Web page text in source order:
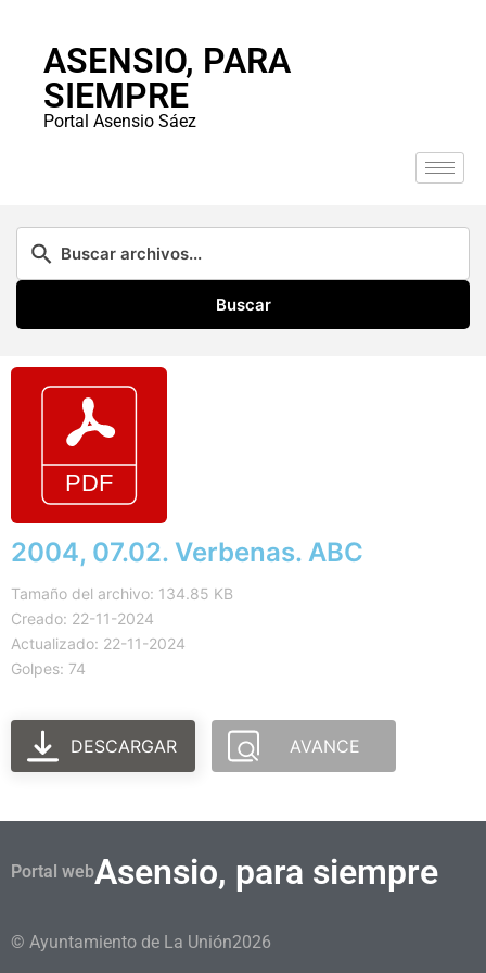
ASENSIO, PARA
SIEMPRE
Portal Asensio Sáez
Buscar
2004, 07.02. Verbenas. ABC
Tamaño del archivo: 134.85 KB
Creado: 22-11-2024
Actualizado: 22-11-2024
Golpes: 74
DESCARGAR AVANCE
Portal webAsensio, para siempre
© Ayuntamiento de La Unión2026